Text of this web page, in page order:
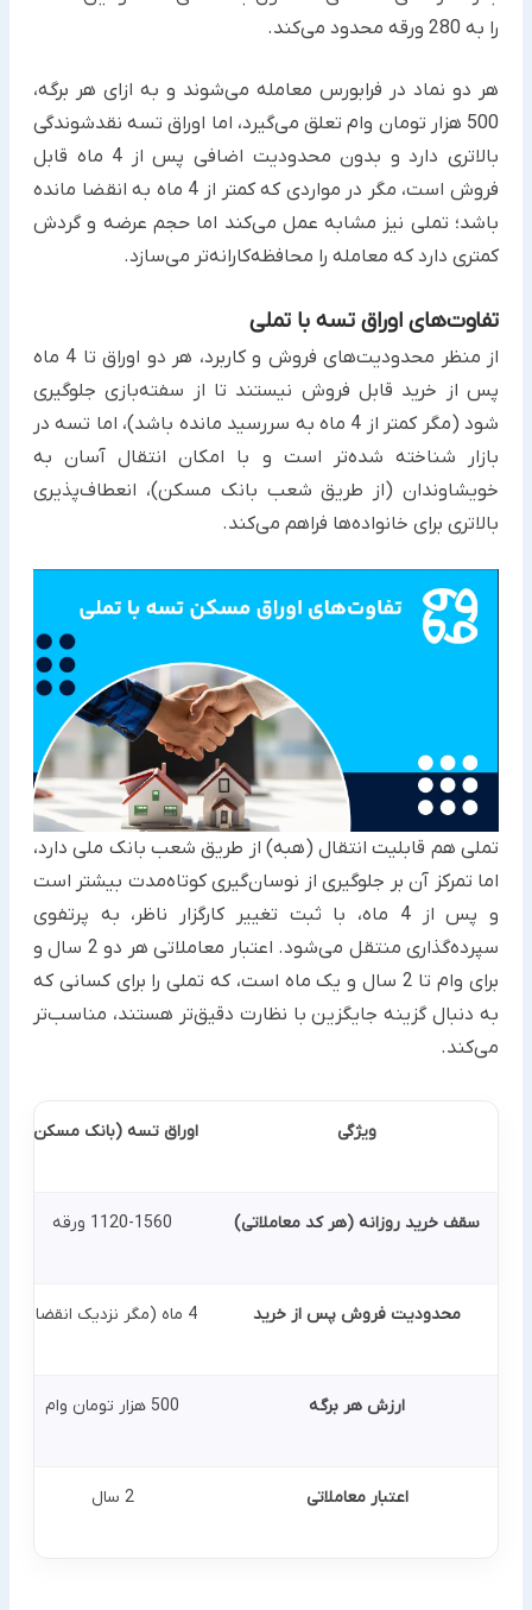
را به 280 ورقه محدود می‌کند.
هر دو نماد در فرابورس معامله می‌شوند و به ازای هر برگه،
500 هزار تومان وام تعلق می‌گیرد، اما اوراق تسه نقدشوندگی
بالاتری دارد و بدون محدودیت اضافی پس از 4 ماه قابل
فروش است، مگر در مواردی که کمتر از 4 ماه به انقضا مانده
باشد؛ تملی نیز مشابه عمل می‌کند اما حجم عرضه و گردش
کمتری دارد که معامله را محافظه‌کارانه‌تر می‌سازد.​
تفاوت‌های اوراق تسه با تملی
از منظر محدودیت‌های فروش و کاربرد، هر دو اوراق تا 4 ماه
پس از خرید قابل فروش نیستند تا از سفته‌بازی جلوگیری
شود (مگر کمتر از 4 ماه به سررسید مانده باشد)، اما تسه در
بازار شناخته شده‌تر است و با امکان انتقال آسان به
خویشاوندان (از طریق شعب بانک مسکن)، انعطاف‌پذیری
بالاتری برای خانواده‌ها فراهم می‌کند.
تملی هم قابلیت انتقال (هبه) از طریق شعب بانک ملی دارد،
اما تمرکز آن بر جلوگیری از نوسان‌گیری کوتاه‌مدت بیشتر است
و پس از 4 ماه، با ثبت تغییر کارگزار ناظر، به پرتفوی
سپرده‌گذاری منتقل می‌شود. اعتبار معاملاتی هر دو 2 سال و
برای وام تا 2 سال و یک ماه است، که تملی را برای کسانی که
به دنبال گزینه جایگزین با نظارت دقیق‌تر هستند، مناسب‌تر
می‌کند.
ویژگی اوراق تسه (بانک مسکن)
سقف خرید روزانه (هر کد معاملاتی) 1120-1560 ورقه
محدودیت فروش پس از خرید 4 ماه (مگر نزدیک انقضا)
ارزش هر برگه 500 هزار تومان وام
اعتبار معاملاتی 2 سال